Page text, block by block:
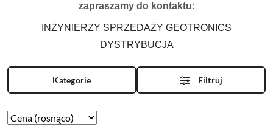
zapraszamy do kontaktu:
INŻYNIERZY SPRZEDAŻY GEOTRONICS
DYSTRYBUCJA
Kategorie Filtruj
Zastosowano
Sortuj